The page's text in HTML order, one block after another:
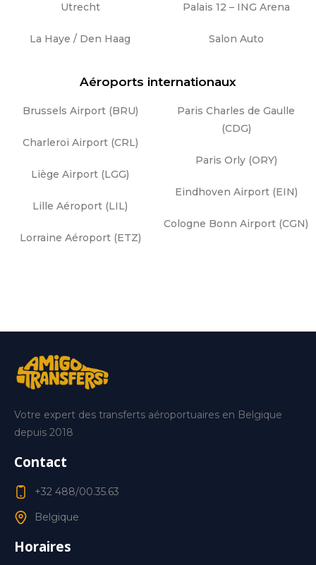
Utrecht
La Haye / Den Haag
Palais 12 – ING Arena
Salon Auto
Aéroports internationaux
Brussels Airport (BRU)
Charleroi Airport (CRL)
Liège Airport (LGG)
Lille Aéroport (LIL)
Lorraine Aéroport (ETZ)
Paris Charles de Gaulle
(CDG)
Paris Orly (ORY)
Eindhoven Airport (EIN)
Cologne Bonn Airport (CGN)
Votre expert des transferts aéroportuaires en Belgique
depuis 2018
Contact
+32 488/00.35.63
Belgique
Horaires